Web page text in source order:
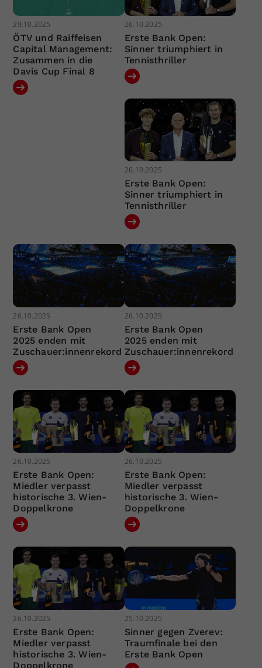
29.10.2025
ÖTV und Raiffeisen
Capital Management:
Zusammen in die
Davis Cup Final 8
26.10.2025
Erste Bank Open:
Sinner triumphiert in
Tennisthriller
26.10.2025
Erste Bank Open:
Sinner triumphiert in
Tennisthriller
26.10.2025
Erste Bank Open
2025 enden mit
Zuschauer:innenrekord
26.10.2025
Erste Bank Open
2025 enden mit
Zuschauer:innenrekord
26.10.2025
Erste Bank Open:
Miedler verpasst
historische 3. Wien-
Doppelkrone
26.10.2025
Erste Bank Open:
Miedler verpasst
historische 3. Wien-
Doppelkrone
26.10.2025
Erste Bank Open:
Miedler verpasst
historische 3. Wien-
Doppelkrone
25.10.2025
Sinner gegen Zverev:
Traumfinale bei den
Erste Bank Open